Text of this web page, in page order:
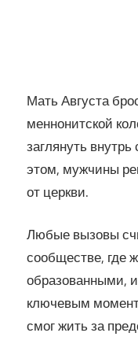
Мать Августа
меннонитской
заглянуть
этом, мужчины
от церкви.
Любые вызовы
сообществе, где
образованными,
ключевым
смог жить за